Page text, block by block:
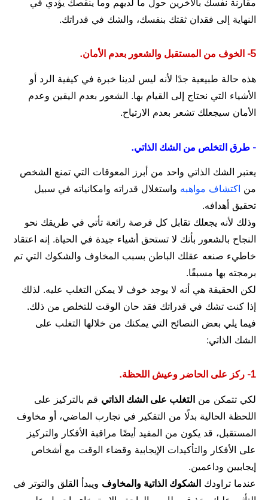
مقارنة نفسك بالآخرين حول ما لديهم وما ينقصك يؤدي في
النهاية إلى فقدان ثقتك بنفسك، والشك في قدراتك.
5- الخوف من المستقبل والشعور بعدم الأمان.
هذه حالة طبيعية جدًا لأنه ليس لدينا خبرة في كيفية الرد أو
الأشياء التي نحتاج إلى القيام بها. الشعور بعدم اليقين وعدم
الأمان سيجعلك تشعر بعدم الارتياح.
- طرق التخلص من الشك الذاتي.
يعتبر الشك الذاتي واحد من أبرز المعوقات التي تمنع الشخص
من اكتشاف مواهبه واستغلال قدراته وامكانياته في سبيل
تحقيق أهدافه.
وذلك لأنه يجعلك تقابل كل فرصة رائعة تأتي في طريقك نحو
النجاح بالشعور بأنك لا تستحق أشياء جيدة في الحياة. إنه اعتقاد
خاطيء صنعه عقلك الباطن بسبب المخاوف والشكوك التي تم
برمجته بها مسبقًا.
لكن الحقيقة هي أنه لا يوجد خوف لا يمكن التغلب عليه. لذلك
إذا كنت تشك في قدراتك فقد حان الوقت للتخلص من ذلك.
فيما يلي بعض النصائح التي يمكنك من خلالها التغلب على
الشك الذاتي:
1- ركز على الحاضر وعيش اللحظة.
لكي تتمكن من التغلب على الشك الذاتي قم بالتركيز على
اللحظة الحالية بدلًا من التفكير في تجارب الماضي، أو مخاوف
المستقبل، قد يكون من المفيد أيضًا مراقبة الأفكار والتركيز
على الأفكار والتأكيدات الإيجابية وقضاء الوقت مع أشخاص
إيجابيين وداعمين.
عندما تراودك الشكوك الذاتية والمخاوف ويبدأ القلق والتوتر في